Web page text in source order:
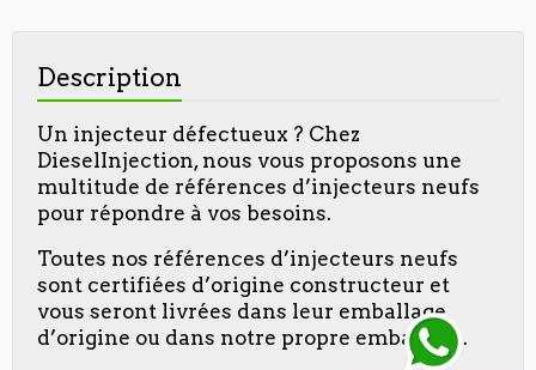
Description
Un injecteur défectueux ? Chez
DieselInjection, nous vous proposons une
multitude de références d’injecteurs neufs
pour répondre à vos besoins.
Toutes nos références d’injecteurs neufs
sont certifiées d’origine constructeur et
vous seront livrées dans leur emballage
d’origine ou dans notre propre emballage.